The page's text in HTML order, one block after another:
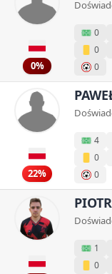
0%
0
0
0
22%
4
0
0
1
0